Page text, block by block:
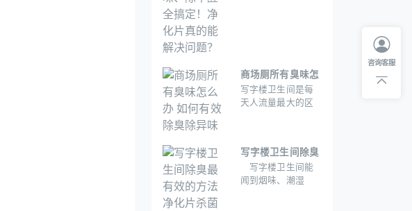
悄影响健康。
在悄悄影响你的健
康。而解决这些问
题，可能是你最该
尝试的“万能选手”。
商场厕所有臭味怎
么办 如何有效除臭
除异味
写字楼卫生间是每
天人流量最大的区
有的那种味道”?这不
仅影响员工和客户
的体验，还可能对
写字楼卫生间除臭
最有效的方法 净化
片杀菌去异味
写字楼卫生间能
闻到烟味、潮湿
咨询客服